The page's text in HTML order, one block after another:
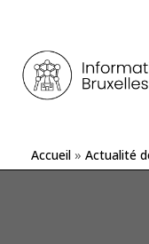
Accueil » Actualité